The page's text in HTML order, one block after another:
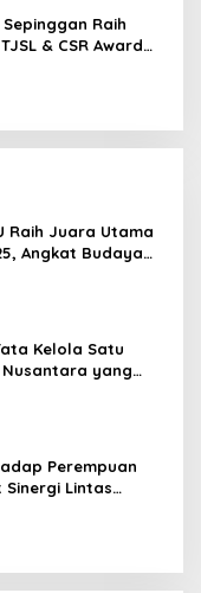
Sepinggan Raih
& CSR Award
Raih Juara Utama
Angkat Budaya
Kelola Satu
yang
Perempuan
Sinergi Lintas